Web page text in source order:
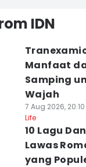
IDN
Manfaat
Samping
Wajah
7 Aug 2026, 20:10
Life
10 Lagu
Lawas
yang